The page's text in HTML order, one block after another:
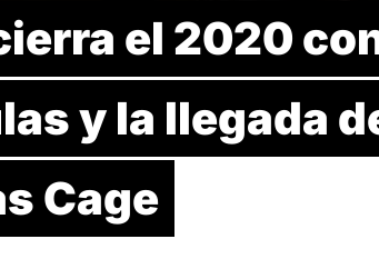
el 2020
y la llegada
Cage